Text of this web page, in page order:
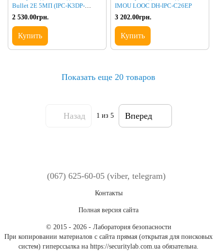
Bullet 2E 5МП (IPC-K3DP-
5H0WF)(2.8)
2 530.00грн.
Купить
IMOU LOOC DH-IPC-C26EP
3 202.00грн.
Купить
Показать еще 20 товаров
Назад 1 из 5 Вперед
(067) 625-60-05 (viber, telegram)
Контакты
Полная версия сайта
© 2015 - 2026 - Лаборатория безопасности
При копировании материалов с сайта прямая (открытая для поисковых
систем) гиперссылка на https://securitylab.com.ua обязательна.